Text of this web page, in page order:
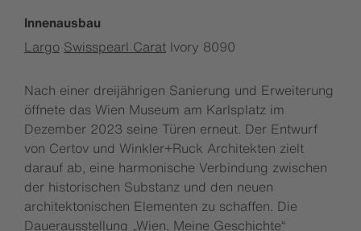
Innenausbau
Largo Swisspearl Carat Ivory 8090
Nach einer dreijährigen Sanierung und Erweiterung
öffnete das Wien Museum am Karlsplatz im
Dezember 2023 seine Türen erneut. Der Entwurf
von Certov und Winkler+Ruck Architekten zielt
darauf ab, eine harmonische Verbindung zwischen
der historischen Substanz und den neuen
architektonischen Elementen zu schaffen. Die
Dauerausstellung „Wien. Meine Geschichte“